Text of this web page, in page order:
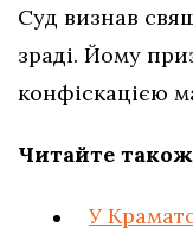
Суд визнав
зраді. Йому
конфіскацією
Читайте
У